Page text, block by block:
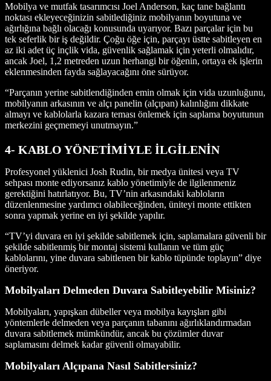
Mobilya ve mutfak tasarımcısı Joel Anderson, kaç tane bağlantı
noktası ekleyeceğinizin sabitlediğiniz mobilyanın boyutuna ve
ağırlığına bağlı olacağı konusunda uyarıyor. Bazı parçalar için bu
tek seferlik bir iş değildir. Çoğu öğe için, parçayı üstte sabitleyen en
az iki adet üç inçlik vida, güvenlik sağlamak için yeterli olmalıdır,
ancak Joel, 1,2 metreden uzun herhangi bir öğenin, ortaya ek işlerin
eklenmesinden fayda sağlayacağını öne sürüyor.
“Parçanın yerine sabitlendiğinden emin olmak için vida uzunluğunu,
mobilyanın arkasının ve alçı panelin (alçıpan) kalınlığını dikkate
almayı ve kablolarla kazara teması önlemek için saplama boyutunun
merkezini geçmemeyi unutmayın.”
4- KABLO YÖNETİMİYLE İLGİLENİN
Profesyonel yüklenici Josh Rudin, bir medya ünitesi veya TV
sehpası monte ediyorsanız kablo yönetimiyle de ilgilenmeniz
gerektiğini hatırlatıyor. Bu, TV’nin arkasındaki kabloların
düzenlenmesine yardımcı olabileceğinden, üniteyi monte ettikten
sonra yapmak yerine en iyi şekilde yapılır.
“TV’yi duvara en iyi şekilde sabitlemek için, saplamalara güvenli bir
şekilde sabitlenmiş bir montaj sistemi kullanın ve tüm güç
kablolarını, yine duvara sabitlenen bir kablo tüpünde toplayın” diye
öneriyor.
Mobilyaları Delmeden Duvara Sabitleyebilir Misiniz?
Mobilyaları, yapışkan dübeller veya mobilya kayışları gibi
yöntemlerle delmeden veya parçanın tabanını ağırlıklandırmadan
duvara sabitlemek mümkündür, ancak bu çözümler duvar
saplamasını delmek kadar güvenli olmayabilir.
Mobilyaları Alçıpana Nasıl Sabitlersiniz?